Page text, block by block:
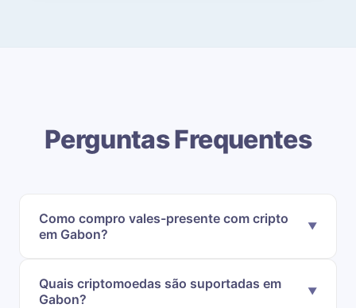
Perguntas Frequentes
Como compro vales-presente com cripto
em Gabon?
Quais criptomoedas são suportadas em
Gabon?